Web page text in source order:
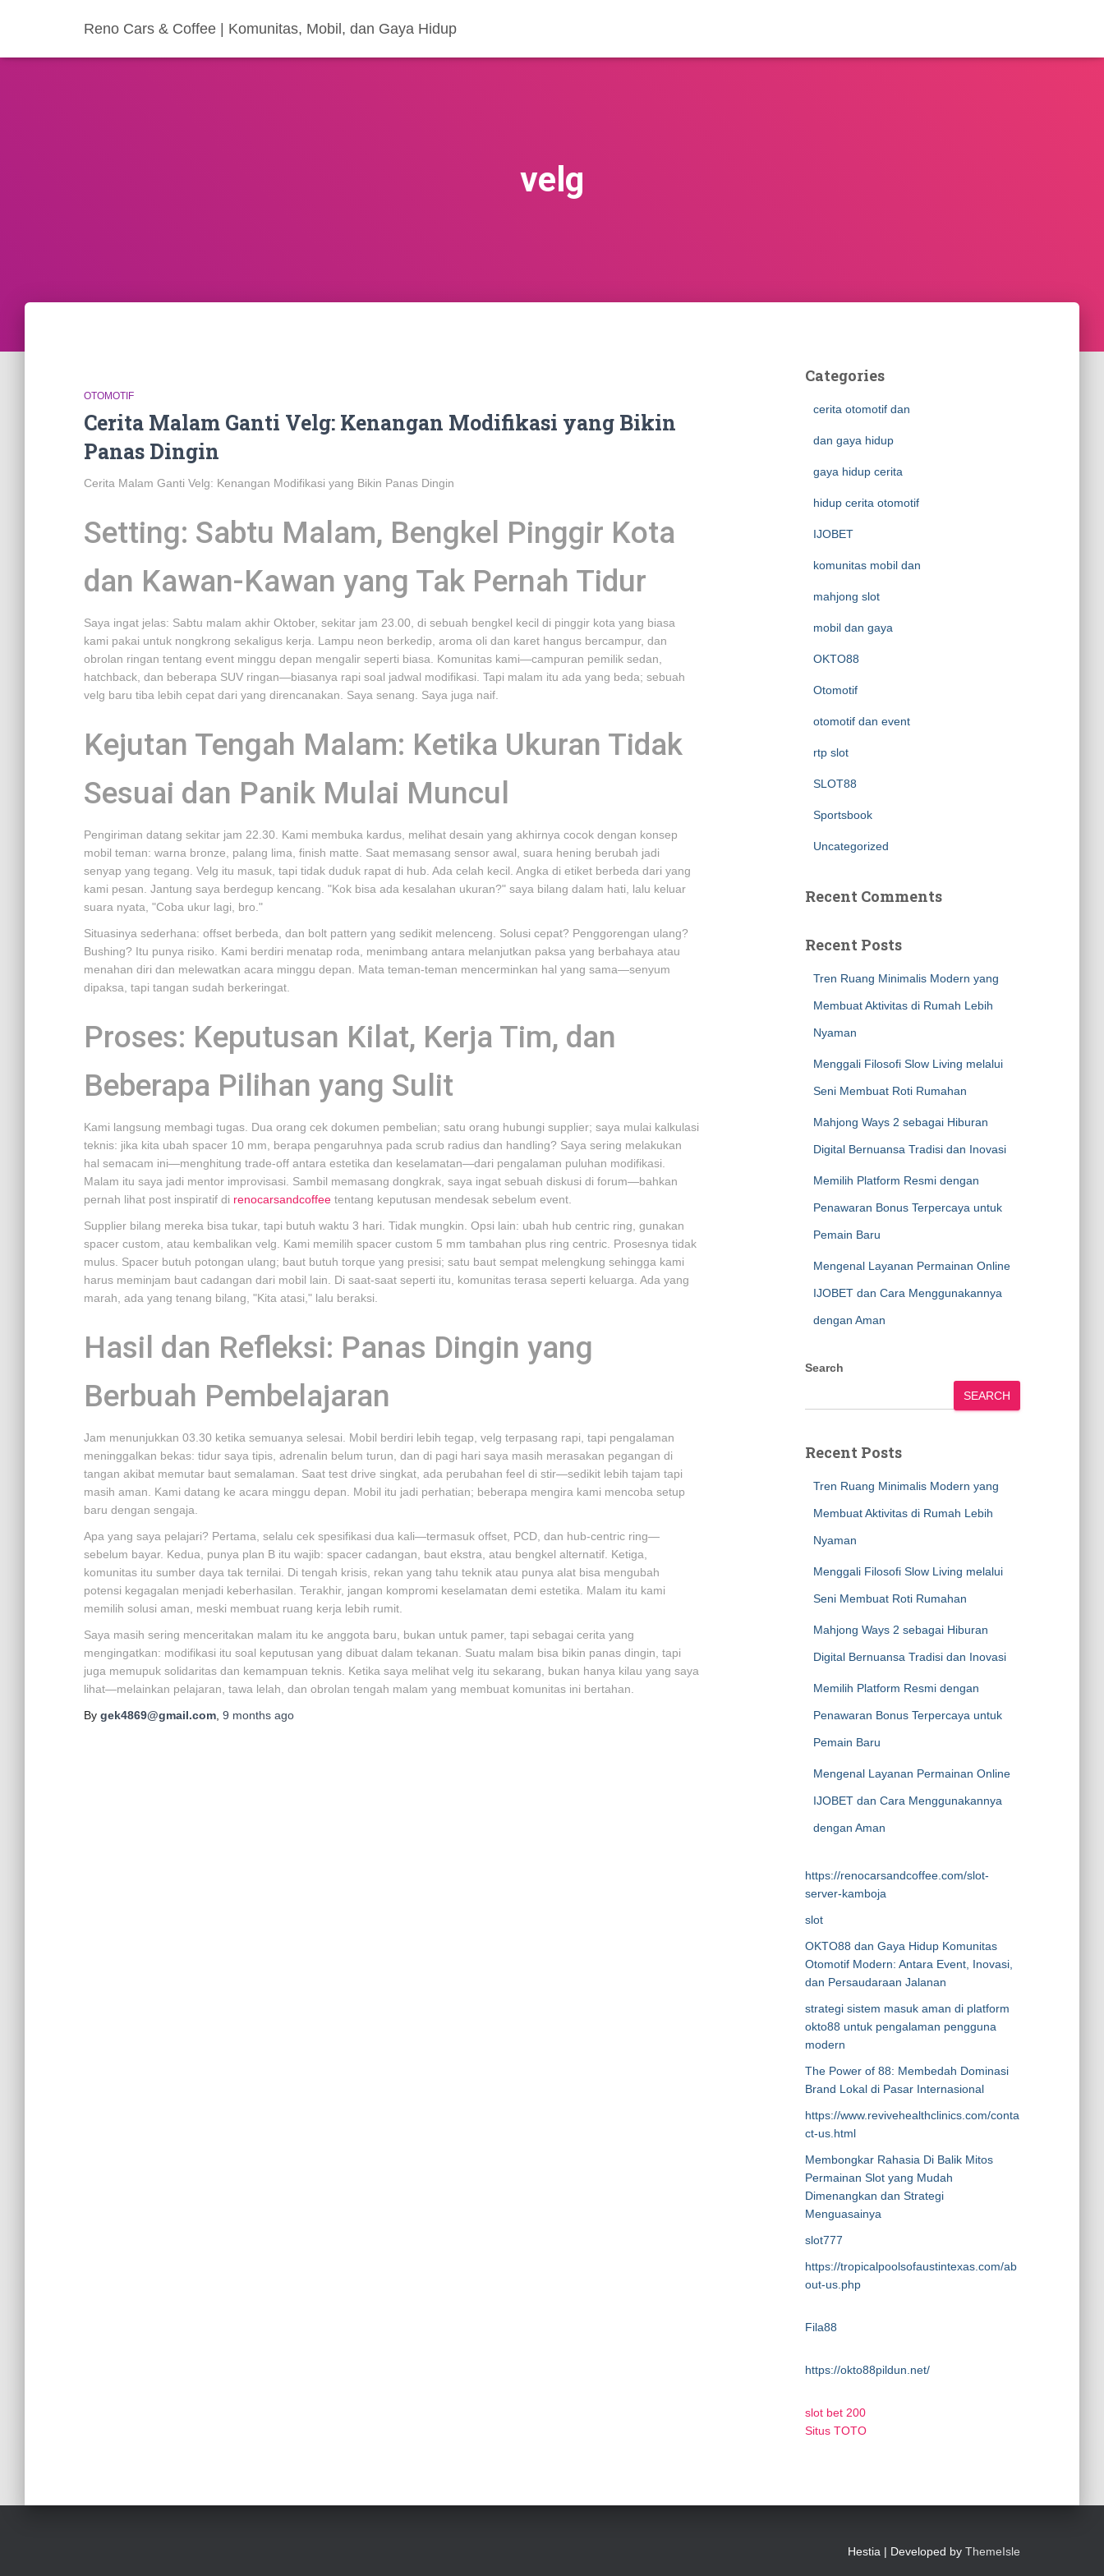
Reno Cars & Coffee | Komunitas, Mobil, dan Gaya Hidup
velg
OTOMOTIF
Cerita Malam Ganti Velg: Kenangan Modifikasi yang Bikin
Panas Dingin
Cerita Malam Ganti Velg: Kenangan Modifikasi yang Bikin Panas Dingin
Setting: Sabtu Malam, Bengkel Pinggir Kota
dan Kawan-Kawan yang Tak Pernah Tidur
Saya ingat jelas: Sabtu malam akhir Oktober, sekitar jam 23.00, di sebuah bengkel kecil di pinggir kota yang biasa
kami pakai untuk nongkrong sekaligus kerja. Lampu neon berkedip, aroma oli dan karet hangus bercampur, dan
obrolan ringan tentang event minggu depan mengalir seperti biasa. Komunitas kami—campuran pemilik sedan,
hatchback, dan beberapa SUV ringan—biasanya rapi soal jadwal modifikasi. Tapi malam itu ada yang beda; sebuah
velg baru tiba lebih cepat dari yang direncanakan. Saya senang. Saya juga naif.
Kejutan Tengah Malam: Ketika Ukuran Tidak
Sesuai dan Panik Mulai Muncul
Pengiriman datang sekitar jam 22.30. Kami membuka kardus, melihat desain yang akhirnya cocok dengan konsep
mobil teman: warna bronze, palang lima, finish matte. Saat memasang sensor awal, suara hening berubah jadi
senyap yang tegang. Velg itu masuk, tapi tidak duduk rapat di hub. Ada celah kecil. Angka di etiket berbeda dari yang
kami pesan. Jantung saya berdegup kencang. "Kok bisa ada kesalahan ukuran?" saya bilang dalam hati, lalu keluar
suara nyata, "Coba ukur lagi, bro."
Situasinya sederhana: offset berbeda, dan bolt pattern yang sedikit melenceng. Solusi cepat? Penggorengan ulang?
Bushing? Itu punya risiko. Kami berdiri menatap roda, menimbang antara melanjutkan paksa yang berbahaya atau
menahan diri dan melewatkan acara minggu depan. Mata teman-teman mencerminkan hal yang sama—senyum
dipaksa, tapi tangan sudah berkeringat.
Proses: Keputusan Kilat, Kerja Tim, dan
Beberapa Pilihan yang Sulit
Kami langsung membagi tugas. Dua orang cek dokumen pembelian; satu orang hubungi supplier; saya mulai kalkulasi
teknis: jika kita ubah spacer 10 mm, berapa pengaruhnya pada scrub radius dan handling? Saya sering melakukan
hal semacam ini—menghitung trade-off antara estetika dan keselamatan—dari pengalaman puluhan modifikasi.
Malam itu saya jadi mentor improvisasi. Sambil memasang dongkrak, saya ingat sebuah diskusi di forum—bahkan
pernah lihat post inspiratif di renocarsandcoffee tentang keputusan mendesak sebelum event.
Supplier bilang mereka bisa tukar, tapi butuh waktu 3 hari. Tidak mungkin. Opsi lain: ubah hub centric ring, gunakan
spacer custom, atau kembalikan velg. Kami memilih spacer custom 5 mm tambahan plus ring centric. Prosesnya tidak
mulus. Spacer butuh potongan ulang; baut butuh torque yang presisi; satu baut sempat melengkung sehingga kami
harus meminjam baut cadangan dari mobil lain. Di saat-saat seperti itu, komunitas terasa seperti keluarga. Ada yang
marah, ada yang tenang bilang, "Kita atasi," lalu beraksi.
Hasil dan Refleksi: Panas Dingin yang
Berbuah Pembelajaran
Jam menunjukkan 03.30 ketika semuanya selesai. Mobil berdiri lebih tegap, velg terpasang rapi, tapi pengalaman
meninggalkan bekas: tidur saya tipis, adrenalin belum turun, dan di pagi hari saya masih merasakan pegangan di
tangan akibat memutar baut semalaman. Saat test drive singkat, ada perubahan feel di stir—sedikit lebih tajam tapi
masih aman. Kami datang ke acara minggu depan. Mobil itu jadi perhatian; beberapa mengira kami mencoba setup
baru dengan sengaja.
Apa yang saya pelajari? Pertama, selalu cek spesifikasi dua kali—termasuk offset, PCD, dan hub-centric ring—
sebelum bayar. Kedua, punya plan B itu wajib: spacer cadangan, baut ekstra, atau bengkel alternatif. Ketiga,
komunitas itu sumber daya tak ternilai. Di tengah krisis, rekan yang tahu teknik atau punya alat bisa mengubah
potensi kegagalan menjadi keberhasilan. Terakhir, jangan kompromi keselamatan demi estetika. Malam itu kami
memilih solusi aman, meski membuat ruang kerja lebih rumit.
Saya masih sering menceritakan malam itu ke anggota baru, bukan untuk pamer, tapi sebagai cerita yang
mengingatkan: modifikasi itu soal keputusan yang dibuat dalam tekanan. Suatu malam bisa bikin panas dingin, tapi
juga memupuk solidaritas dan kemampuan teknis. Ketika saya melihat velg itu sekarang, bukan hanya kilau yang saya
lihat—melainkan pelajaran, tawa lelah, dan obrolan tengah malam yang membuat komunitas ini bertahan.
By gek4869@gmail.com 9 months ago
Categories
cerita otomotif dan
dan gaya hidup
gaya hidup cerita
hidup cerita otomotif
IJOBET
komunitas mobil dan
mahjong slot
mobil dan gaya
OKTO88
Otomotif
otomotif dan event
rtp slot
SLOT88
Sportsbook
Uncategorized
Recent Comments
Recent Posts
Tren Ruang Minimalis Modern yang
Membuat Aktivitas di Rumah Lebih
Nyaman
Menggali Filosofi Slow Living melalui
Seni Membuat Roti Rumahan
Mahjong Ways 2 sebagai Hiburan
Digital Bernuansa Tradisi dan Inovasi
Memilih Platform Resmi dengan
Penawaran Bonus Terpercaya untuk
Pemain Baru
Mengenal Layanan Permainan Online
IJOBET dan Cara Menggunakannya
dengan Aman
Search
SEARCH
Recent Posts
Tren Ruang Minimalis Modern yang
Membuat Aktivitas di Rumah Lebih
Nyaman
Menggali Filosofi Slow Living melalui
Seni Membuat Roti Rumahan
Mahjong Ways 2 sebagai Hiburan
Digital Bernuansa Tradisi dan Inovasi
Memilih Platform Resmi dengan
Penawaran Bonus Terpercaya untuk
Pemain Baru
Mengenal Layanan Permainan Online
IJOBET dan Cara Menggunakannya
dengan Aman
https://renocarsandcoffee.com/slot-
server-kamboja
slot
OKTO88 dan Gaya Hidup Komunitas
Otomotif Modern: Antara Event, Inovasi,
dan Persaudaraan Jalanan
strategi sistem masuk aman di platform
okto88 untuk pengalaman pengguna
modern
The Power of 88: Membedah Dominasi
Brand Lokal di Pasar Internasional
https://www.revivehealthclinics.com/conta
ct-us.html
Membongkar Rahasia Di Balik Mitos
Permainan Slot yang Mudah
Dimenangkan dan Strategi
Menguasainya
slot777
https://tropicalpoolsofaustintexas.com/ab
out-us.php
Fila88
https://okto88pildun.net/
slot bet 200
Situs TOTO
Hestia | Developed by ThemeIsle